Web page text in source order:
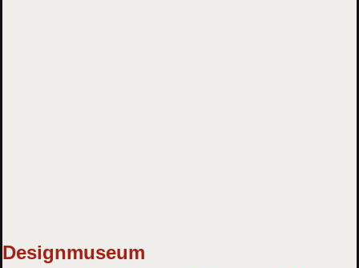
Designmuseum